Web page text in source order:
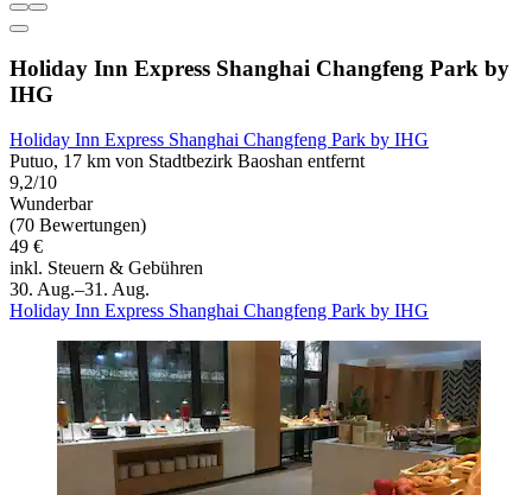
Holiday Inn Express Shanghai Changfeng Park by
IHG
Holiday Inn Express Shanghai Changfeng Park by IHG
Putuo, 17 km von Stadtbezirk Baoshan entfernt
9,2/10
Wunderbar
(70 Bewertungen)
49 €
inkl. Steuern & Gebühren
30. Aug.–31. Aug.
Holiday Inn Express Shanghai Changfeng Park by IHG